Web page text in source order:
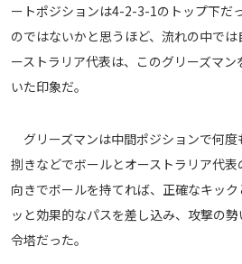
ートポジションは4-2-3-1のトップ下だ
のではないかと思うほど、流れの中で
ーストラリア代表は、このグリーズマ
いた印象だ。
グリーズマンは中間ポジションで何度
捌きなどでボールとオーストラリア代
向きでボールを持てれば、正確なキッ
ッと効果的なパスを差し込み、攻撃の
令塔だった。